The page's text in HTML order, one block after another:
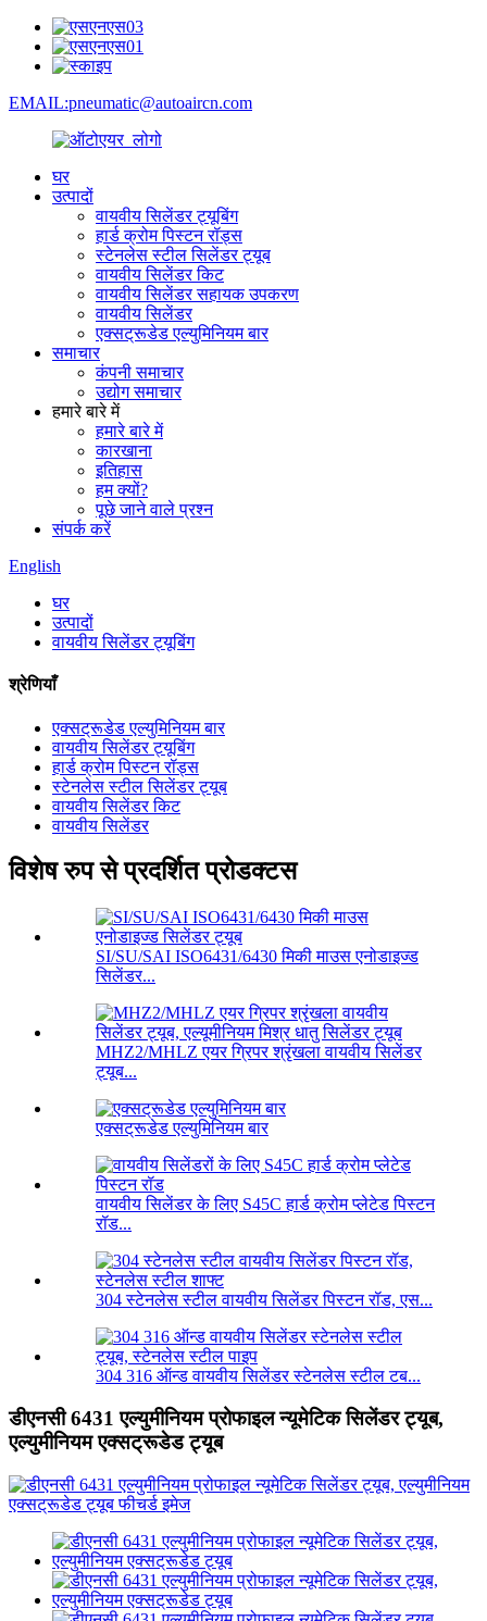
EMAIL:pneumatic@autoaircn.com
घर
उत्पादों
वायवीय सिलेंडर ट्यूबिंग
हार्ड क्रोम पिस्टन रॉड्स
स्टेनलेस स्टील सिलेंडर ट्यूब
वायवीय सिलेंडर किट
वायवीय सिलेंडर सहायक उपकरण
वायवीय सिलेंडर
एक्सट्रूडेड एल्युमिनियम बार
समाचार
कंपनी समाचार
उद्योग समाचार
हमारे बारे में
हमारे बारे में
कारखाना
इतिहास
हम क्यों?
पूछे जाने वाले प्रश्न
संपर्क करें
English
घर
उत्पादों
वायवीय सिलेंडर ट्यूबिंग
श्रेणियाँ
एक्सट्रूडेड एल्युमिनियम बार
वायवीय सिलेंडर ट्यूबिंग
हार्ड क्रोम पिस्टन रॉड्स
स्टेनलेस स्टील सिलेंडर ट्यूब
वायवीय सिलेंडर किट
वायवीय सिलेंडर
विशेष रुप से प्रदर्शित प्रोडक्टस
SI/SU/SAI ISO6431/6430 मिकी माउस एनोडाइज्ड
सिलेंडर...
MHZ2/MHLZ एयर ग्रिपर श्रृंखला वायवीय सिलेंडर
ट्यूब...
एक्सट्रूडेड एल्युमिनियम बार
वायवीय सिलेंडर के लिए S45C हार्ड क्रोम प्लेटेड पिस्टन
रॉड...
304 स्टेनलेस स्टील वायवीय सिलेंडर पिस्टन रॉड, एस...
304 316 ऑन्ड वायवीय सिलेंडर स्टेनलेस स्टील टब...
डीएनसी 6431 एल्युमीनियम प्रोफाइल न्यूमेटिक सिलेंडर ट्यूब,
एल्युमीनियम एक्सट्रूडेड ट्यूब